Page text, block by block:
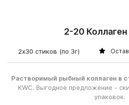
2-20 Коллаген
2х30 стиков (по 3г)
Растворимый рыбный коллаген в
KWC. Выгодное предложение -
упаковок.